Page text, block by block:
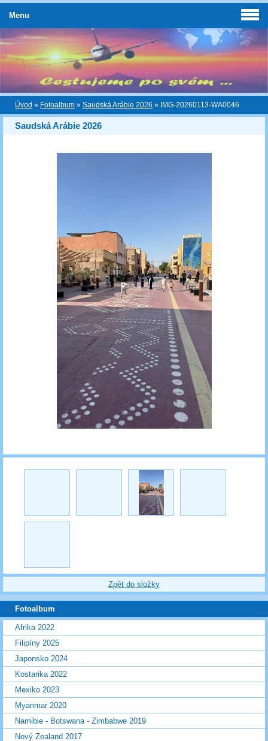
Úvod » Fotoalbum » Saudská Arábie 2026 » IMG-20260113-WA0046
Saudská Arábie 2026
Zpět do složky
Menu
Fotoalbum
Afrika 2022
Filipíny 2025
Japonsko 2024
Kostarika 2022
Mexiko 2023
Myanmar 2020
Namibie - Botswana - Zimbabwe 2019
Nový Zealand 2017